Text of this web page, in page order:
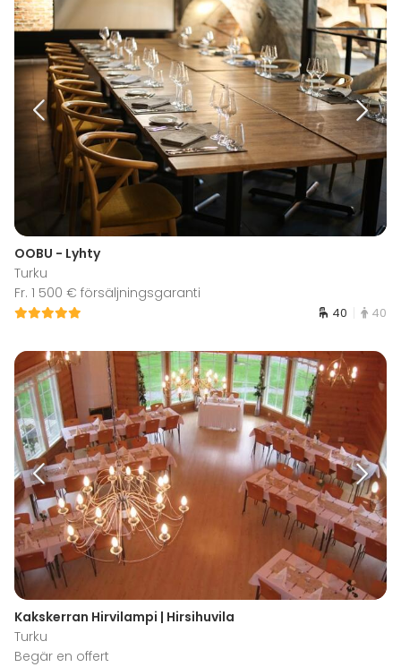
OOBU - Lyhty
Turku
Fr. 1 500 € försäljningsgaranti
40 40
Kakskerran Hirvilampi | Hirsihuvila
Turku
Begär en offert